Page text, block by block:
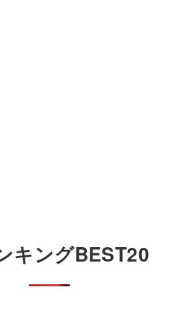
キングBEST20